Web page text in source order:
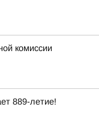
комиссии
889-летие!